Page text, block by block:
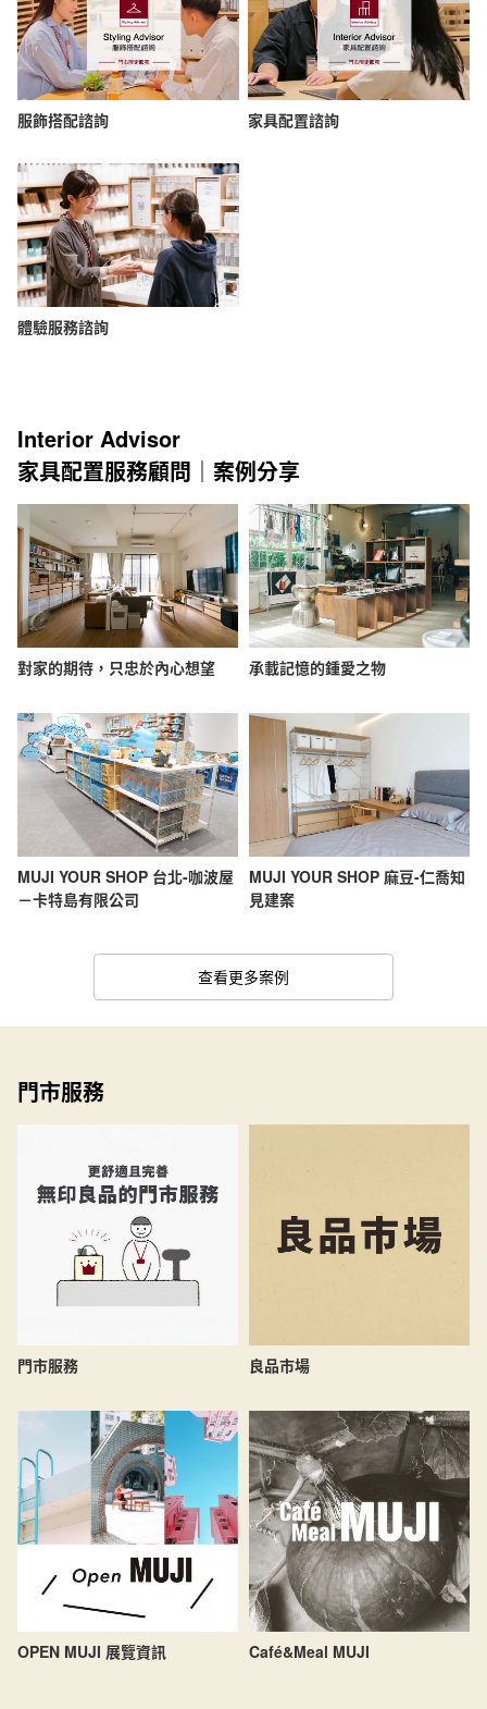
服飾搭配諮詢 家具配置諮詢
體驗服務諮詢
Interior Advisor
家具配置服務顧問｜案例分享
對家的期待，只忠於內心想望 承載記憶的鍾愛之物
MUJI YOUR SHOP 台北-咖波屋
－卡特島有限公司
MUJI YOUR SHOP 麻豆-仁喬知
見建案
查看更多案例
門市服務
門市服務 良品市場
OPEN MUJI 展覽資訊 Café&Meal MUJI